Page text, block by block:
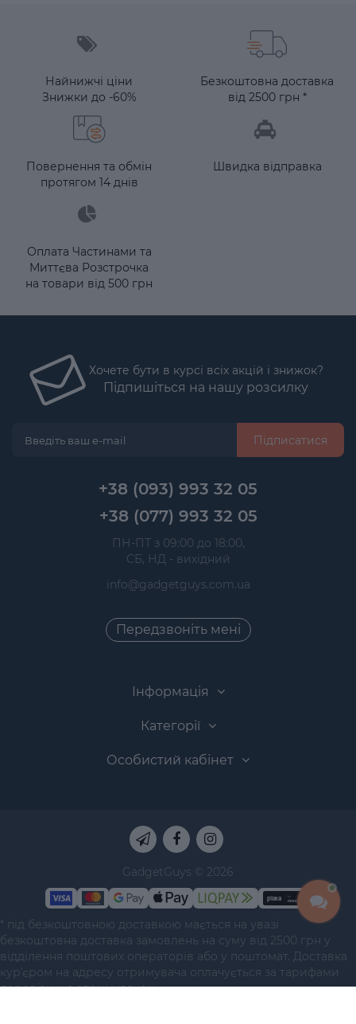
Найнижчі ціни
Знижки до -60%
Безкоштовна доставка
від 2500 грн *
Повернення та обмін
протягом 14 днів
Швидка відправка
Оплата Частинами та
Миттєва Розстрочка
на товари від 500 грн
Хочете бути в курсі всіх акцій і знижок?
Підпишіться на нашу розсилку
Підписатися
+38 (093) 993 32 05
+38 (077) 993 32 05
ПН-ПТ з 09:00 до 18:00,
СБ, НД - вихідний
info@gadgetguys.com.ua
Передзвоніть мені
Інформація
Категорії
Особистий кабінет
GadgetGuys © 2026
* під безкоштовною доставкою мається на увазі
безкоштовна доставка замовлень на суму від 2500 грн у
відділення поштових операторів або у поштомат. Доставка
курʼєром на адресу отримувача оплачується за тарифами
перевізника отримувачем.